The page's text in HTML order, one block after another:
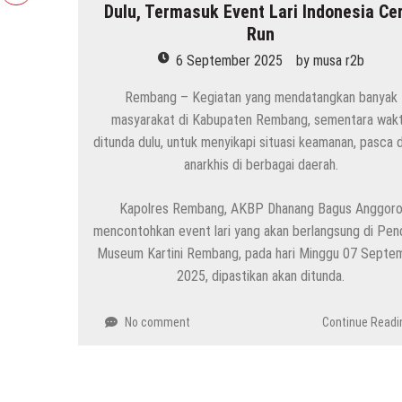
Dulu, Termasuk Event Lari Indonesia
Run
6 September 2025 by musa r2b
Rembang – Kegiatan yang mendatangkan banyak
masyarakat di Kabupaten Rembang, sementara
ditunda dulu, untuk menyikapi situasi keamanan, pasca
anarkhis di berbagai daerah.
Kapolres Rembang, AKBP Dhanang Bagus Anggoro
mencontohkan event lari yang akan berlangsung di
Museum Kartini Rembang, pada hari Minggu 07
2025, dipastikan akan ditunda.
No comment Continue